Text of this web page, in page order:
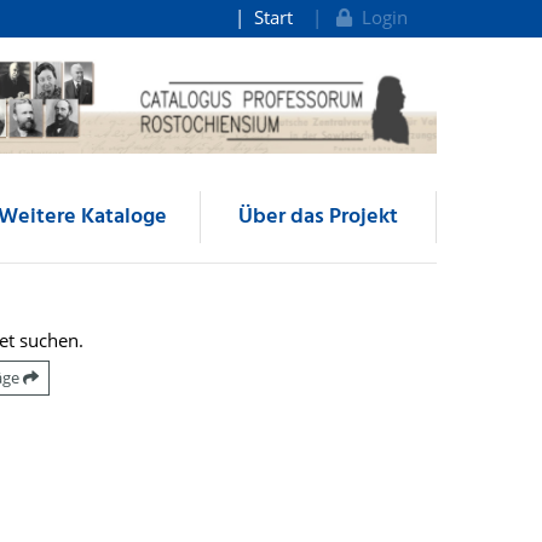
Start Login
Kataloge Über das Projekt
suchen.